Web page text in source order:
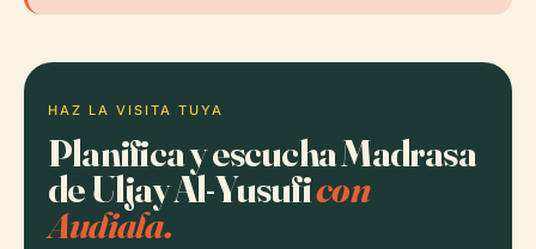
HAZ LA VISITA TUYA
Planifica y escucha Madrasa
de Uljay Al-Yusuficon
Audiala.